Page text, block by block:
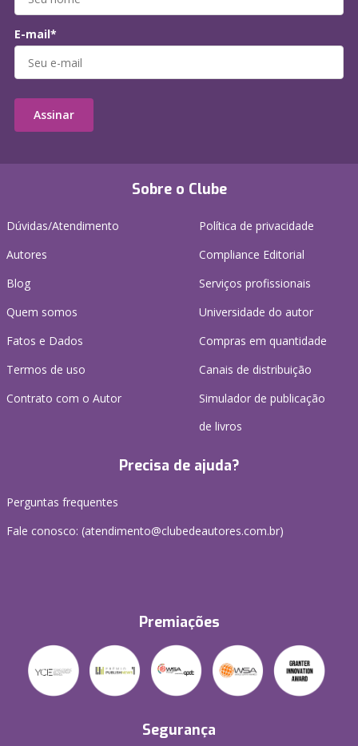
Sobre o Clube
Dúvidas/Atendimento
Autores
Blog
Quem somos
Fatos e Dados
Termos de uso
Contrato com o Autor
Política de privacidade
Compliance Editorial
Serviços profissionais
Universidade do autor
Compras em quantidade
Canais de distribuição
Simulador de publicação
de livros
Precisa de ajuda?
Perguntas frequentes
Fale conosco: (atendimento@clubedeautores.com.br)
Premiações
Segurança
E-mail*
Assinar